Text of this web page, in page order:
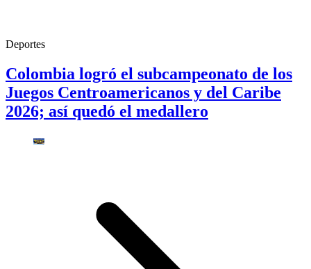
Deportes
Colombia logró el subcampeonato de los
Juegos Centroamericanos y del Caribe
2026; así quedó el medallero